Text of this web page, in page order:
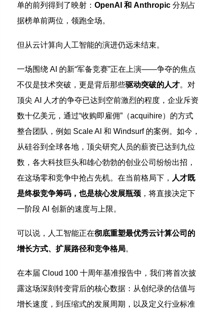
单的前列得到了映射： OpenAI 和 Anthropic 分别占
据榜单前两位，领跑全场。
但从云计算向人工智能的演进仍远未结束。
一场围绕 AI 的新“军备竞赛”正在上演——争夺的焦点
不仅是技术突破，更是背后那些驱动突破的人才。对
顶尖 AI 人才的争夺已达到空前激烈的程度，企业斥资
数十亿美元，通过“收购即雇佣”（acquihire）的方式
整合团队，例如 Scale AI 和 Windsurf 的案例。如今，
从硅谷到全球各地，顶尖研究人员的薪资已达到九位
数，各大科技巨头和雄心勃勃的创业公司纷纷出招，
在这场零和竞争中抢占先机。在当前格局下， 人才既
是终极竞争筹码，也是核心发展瓶颈 ，将直接决定下
一阶段 AI 创新的速度与上限。
可以说，人工智能正在彻底重塑最优秀云计算公司的
增长方式、扩展路径和竞争格局。
在本届 Cloud 100 十周年基准报告中，我们将首次披
露这场深刻转变背后的核心数据：从创纪录的估值与
增长速度，到压缩式的发展周期，以及定义行业标准